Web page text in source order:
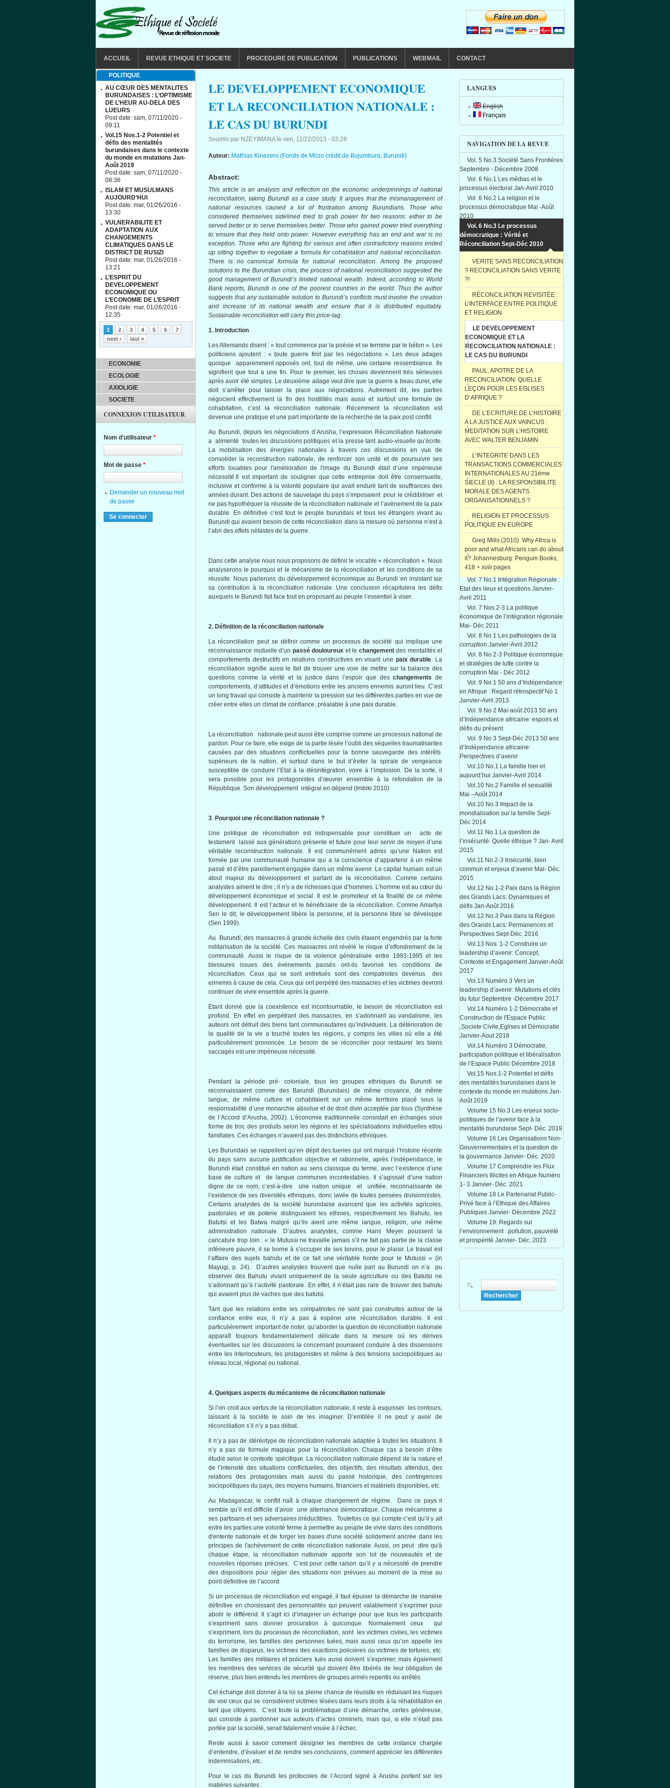
ACCUEIL REVUE ETHIQUE ET SOCIETE PROCEDURE DE PUBLICATION PUBLICATIONS WEBMAIL CONTACT
LE DEVELOPPEMENT ECONOMIQUE
ET LA RECONCILIATION NATIONALE :
LE CAS DU BURUNDI
Soumis par NZEYIMANAle ven, 11/22/2013 - 03:26
Auteur: Mathias Kinezero (Fonds de Micro crédit de Bujumbura, Burundi)
Abstract:
This article is an analysis and reflection on the economic underpinnings of national
reconciliation, taking Burundi as a case study. It argues that the mismanagement of
national resources caused a lot of frustration among Burundians. Those who
considered themselves sidelined tried to grab power for two reasons: either to be
served better or to serve themselves better. Those who gained power tried everything
to ensure that they held onto power. However everything has an end and war is no
exception. Those who are fighting for various and often contradictory reasons ended
up sitting together to negotiate a formula for cohabitation and national reconciliation.
There is no canonical formula for national reconciliation. Among the proposed
solutions to the Burundian crisis, the process of national reconciliation suggested the
good management of Burundi’s limited national wealth. Indeed, according to World
Bank reports, Burundi is one of the poorest countries in the world. Thus the author
suggests that any sustainable solution to Burundi’s conflicts must involve the creation
and increase of its national wealth and ensure that it is distributed equitably.
Sustainable reconciliation will carry this price-tag.
1. Introduction
LesAllemands disent: « tout commence par la poésie et se termine par le béton ». Les
politiciens ajoutent: «toute guerrefinitpar les négociations». Lesdeux adages
quoique
apparemment opposés ont, tout de même, une certaine ressemblance.
Ils
signifient que tout aune fin. Pour le premier, les choses deviennent très sérieuses
après avoir été simples. Ledeuxième adage veutdireque la guerre a beau durer,elle
doit s’arrêterpour laisser la place aux négociations. Autrement dit, les parties
négocient effectivementla fin des hostilités mais aussi et surtout une formule de
cohabitation, c’estla réconciliation nationale. Récemmentla réconciliation
est
devenue une pratique etune partimportante de la recherche de la paix postconflit.
Au Burundi, depuis les négociations d’Arusha, l’expression Réconciliation Nationale
a alimenté toutesles discussionspolitiques et la presse tant audio-visuelle qu’écrite.
Lamobilisation desénergies nationales à travers cesdiscussions en vue de
consolider la reconstructionnationale, derenforcer sonunité et de poursuivre ses
efforts
louablespour l'amélioration de l'image du Burundi était d’une impérieuse
nécessité.Il estimportant de souligner que cette entreprise doit être consensuelle,
inclusive et conforme à la volonté populaire qui avait enduré tantde souffrances des
années durant. Des actions de sauvetage du payss’imposaientpour le crédibiliseret
ne pas hypothéquer la réussite de laréconciliation nationale et l’avènementde lapaix
durable. En définitive c’esttout le peuple burundais et tous les étrangers vivant au
Burundi quiavaient besoin decette réconciliation danslamesure où personne n’est à
l’abri des effets néfastes de la guerre.
Dans cette analyse nous nous proposons de définir le vocable « réconciliation ». Nous
analyserons lepourquoi et le mécanisme de laréconciliation et les conditions desa
réussite. Nous parlerons du développement économique au Burundi en insistant sur
sa contribution àla réconciliation nationale. Une conclusionrécapitulera lesdéfis
auxquels le Burundi fait face tout en proposantau peuple l’essentiel à viser.
2. Définition de la réconciliation nationale
Laréconciliation peutse définir comme un processusdesociété qui implique une
reconnaissance mutuelle d’un passé douloureux et le changementdes mentalitéset
comportements destructifsen relations constructivesenvisant une paixdurable. La
réconciliation signifie aussi le fait de trouver une voie de mettre surla balance des
questions comme lavérité et la justicedans l’espoir que deschangements de
comportements, d’attitudeset d’émotions entre les anciens ennemis aurontlieu.C’est
un long travail quiconsiste à maintenir la pression surles différentesparties en vue de
créer entre elles un climatde confiance, préalable à une paix durable.
La réconciliation nationale peut aussi être comprise comme un processus national de
pardon. Pource faire,elle exige de la partie lésée l’oubli des séquelles traumatisantes
causées par des situations conflictuellespour la bonne sauvegarde desintérêts
supérieurs de la nation, etsurtout dans le butd’éviter la spirale de vengeance
susceptible de conduire l’Etat à la désintégration,voire à l’implosion. De lasorte,il
sera possible pour lesprotagonistes d’œuvrer ensemble àla refondation de la
République. Son développement intégral en dépend ( Imbiki 2010)
3. Pourquoi une réconciliation nationale ?
Une politique de réconciliation estindispensable pourconstituer un acte de
testament
laissé aux générations présente et future pour leur servir de moyen d’une
véritable reconstructionnationale. Il est communément admis qu’une Nationest
formée parune communauté humaine qui a la conscienced’appartenir àunmême
passé etd’être pareillement engagée dansun même avenir. Le capital humain estun
atout majeur dudéveloppementet partantde la réconciliation. Comme certains
analystes aimentle dire ; il n’y a de richesses que d’hommes. L’homme estau cœur du
développement économique et social. Ilestle promoteuret la finalité de ce même
développement. Il est l’acteur et le bénéficiaire de laréconciliation. Comme Amartya
Sen le dit, ledéveloppement libère la personne, et la personne libre sedéveloppe
(Sen 1999).
Au Burundi, des massacresà grande échelle des civils étaient engendréspar la forte
militarisation de la société.Ces massacresont révélé lerisque d’effondrementde la
communauté. Aussi le risque de la violencegénéralisée entre 1993-1995 et les
blessures issues des événements passés ont-ils favorisé les conditions de
réconciliation.Ceux qui sesont entretués sontdescompatriotes devenusdes
ennemis à cause decela.Ceux qui ont perpétré des massacres et les victimes devront
continuer de vivre ensemble après la guerre.
Etant donné que la coexistence est incontournable, le besoin de réconciliation est
profond . Eneffeten perpétrantdes massacres, en s’adonnantauvandalisme, les
auteurs ont détruitdes biens tant communautaires qu’individuels. La détérioration de
la qualité de la vie atouché toutesles régions, y comprisles villes où elle aété
particulièrement prononcée. Le besoin de seréconcilier pourrestaurer les biens
saccagés est une impérieuse nécessité.
Pendant la période pré- coloniale, tous les groupes ethniques du Burundi se
reconnaissaient comme des Barundi (Burundais) demême croyance, demême
langue, de même culture et cohabitaient sur un même territoire placé sousla
responsabilité d’une monarchie absolue et dedroit divin acceptée partous (Synthèse
de
l’Accord d’Arusha, 2002). L’économie traditionnelle consistaiten échanges sous
forme detroc des produits selon lesrégions et les spécialisations individuelleset/ou
familiales. Ces échanges n’avaientpas des distinctions ethniques.
Les Burundaisse rappellent qu’en dépitdestueries quiont marqué l’histoire récente
du pays sans aucune justification objective etrationnelle, après l’indépendance, le
Burundiétait constitué en nation au sens classique duterme, avec l’existence d’une
base de culture et de
langue communesincontestables. Ils’agissait d’une nation
digne de ce nom,c’est-à-dire une nation unique etunifiée,reconnaissante de
l’existence deses diversités ethniques, donc lavée de toutes pensées divisionnistes.
Certains analystes de la société burundaise avancent que les activités agricoles,
pastorales et depoterie distinguaientlesethnies, respectivementles Bahutu, les
Batutsi et les Batwa malgré qu’ils aient une même langue, religion,une même
administrationnationale. D’autres analystes, comme Hans Meyer poussentla
caricature trop loin : « le Mutussi netravaille jamais s’il ne fait pas partie de laclasse
inférieure pauvre, il se borne à s’occuper de ses bovins, pour le plaisir. Le travail est
l’affaire des sujets bahutu et de ce fait une véritable honte pour le Mutussi » (in
Mayugi, p. 24). D’autres analystes trouvent que nulle part au Burundi onn’a
pu
observer des Bahutu vivant uniquementde la seule agricultureou des Batutsi ne
s’adonnant qu’à l’activité pastorale. En effet, il n’étaitpas rare de trouverdes bahutu
qui avaientplus de vaches que des batutsi.
Tant que les relationsentre les compatriotesne sontpasconstruites autourde la
confiance
entre eux,il n’ya pasà espérer une réconciliation durable. Ilest
particulièrementimportant de noter, qu’aborderla question de réconciliation nationale
apparaît
toujours fondamentalement délicate danslamesure où lesdérives
éventuelles sur les discussions laconcernant pourraient conduire àdesdissensions
entre lesinterlocuteurs, lesprotagonistes et même àdes tensions sociopolitiquesau
niveau local, régional ou national.
4. Quelques aspects du mécanisme de réconciliation nationale
Si l’on croitaux vertusde laréconciliation nationale,il reste à esquisserles contours,
laissant àla société lesoin de les imaginer. D’emblée il nepeutyavoir de
réconciliation s’il n’y a pas débat.
n’ya pas de stéréotype de réconciliation nationale adaptée à toutesles situations. Il
n’y a pas de formule magique pour la réconciliation.Chaque casa besoin d’être
étudié selon lecontexte spécifique. La réconciliation nationale dépend de la nature et
de
l’intensité des situationsconflictuelles, des objectifs, desrésultats attendus, des
relations des protagonistes mais aussi du passé historique, descontingences
sociopolitiques du pays, des moyens humains, financiers etmatériels disponibles, etc.
Au Madagascar, le conflit naît à chaque changementde régime. Dans ce pays il
semble qu’il est difficile d’avoir une alternance démocratique. Chaque mécanisme a
ses partisans et ses adversaires irréductibles. Toutefois ce qui compte c’est qu’il yait
entre les parties une volonté ferme à permettre au peuple de vivre dans des conditions
d'entente nationale et de forger les bases d'une société solidement ancrée dansles
principes de l'achèvementdecette réconciliation nationale.Aussi, onpeutdirequ'à
chaque
étape, la réconciliation nationale apporte son lot de nouveautéset de
nouvelles réponses précises. C’estpour cette raison qu’il y anécessité deprendre
des dispositions pour réglerdes situations non prévuesau moment de la mise au
pointdéfinitive de l’accord .
Si un processusderéconciliation est engagé,il faut épuiser la démarche demanière
définitive enchoisissantdespersonnalités quipeuvent valablement s’exprimerpour
abolir le différend . Ils’agit ici d’imaginerunéchange pour que tousles participants
s’exprimentsans donner procuration à quiconque. Normalement ceux qui
s’expriment, lorsdu processusde réconciliation, sontlesvictimes civiles, lesvictimes
du terrorisme, les famillesdes personnes tuées,mais aussi ceux qu’on appelle les
familles dedisparus, lesvictimes des exactions policières ou victimes de tortures, etc.
Lesfamilles des militairesetpoliciers tués aussi doivent s’exprimer, mais également
les membresdes services de sécurité quidoivent être libérésde leurobligation de
réserve, plus bien entendu les membres de groupes armés repentis ou arrêtés.
Cet échange doit donner àla loi sa pleine chance deréussite en réduisantlesrisques
de voir ceux qui se considèrent victimes lésées dans leurs droits àla réhabilitation en
tant que citoyens. C’est toute laproblématique d’une démarche,certes généreuse,
qui consiste à pardonnerauxauteurs d’actes criminels, maisqui, si elle n’étaitpas
portée par la société, serait fatalement vouée à l’échec.
Reste aussi à savoir comment désignerles membresde cette instancechargée
d’entendre,d’évaluer et de rendre ses conclusions, commentapprécier lesdifférentes
indemnisations, etc.
Pour lecas du Burundi lesprotocoles de l’Accord signé à Arushaportentsur les
matières suivantes :
LANGUES
English
Français
NAVIGATION DE LA REVUE
Vol. 5 No.3 Société Sans Frontières
Septembre - Décembre 2008
Vol. 6 No.1 Les médias et le
processus électoral Jan-Avril 2010
Vol. 6 No.2 La religion et le
processus démocratique Mai -Août
2010
Vol. 6 No.3 Le processus
démocratique : Vérité et
Réconciliation Sept-Déc 2010
VERITE SANS RECONCILIATION
? RECONCILIATION SANS VERITE
?!
RÉCONCILIATION REVISITÉE :
L’INTERFACE ENTRE POLITIQUE
ET RELIGION
LE DEVELOPPEMENT
ECONOMIQUE ET LA
RECONCILIATION NATIONALE :
LE CAS DU BURUNDI
PAUL, APOTRE DE LA
RECONCILIATION: QUELLE
LEÇON POUR LES EGLISES
D’AFRIQUE ?
DE L’ECRITURE DE L’HISTOIRE
A LA JUSTICE AUX VAINCUS :
MEDITATION SUR L’HISTOIRE
AVEC WALTER BENJAMIN
L’INTEGRITE DANS LES
TRANSACTIONS COMMERCIALES
INTERNATIONALES AU 21ème
SIECLE (II) : LA RESPONSIBILITE
MORALE DES AGENTS
ORGANISATIONNELS ?
RELIGION ET PROCESSUS
POLITIQUE EN EUROPE
Greg Mills (2010). Why Africa is
poor and what Africans can do about
it? Johannesburg: Penguin Books,
418 + xviii pages
Vol. 7 No.1 Intégration Régionale :
Etat des lieux et questions Janvier-
Avril 2011
Vol. 7 Nos.2-3 La politique
économique de l’intégration régionale
Mai- Déc 2011
Vol. 8 No 1 Les pathologies de la
corruption Janvier-Avril 2012
Vol. 8 No 2-3 Politique économique
et stratégies de lutte contre la
corruption Mai - Déc 2012
Vol. 9 No 1 50 ans d’Indépendance
en Afrique : Regard rétrospectif No 1
Janvier-Avril 2013
Vol. 9 No 2 Mai-août 2013 50 ans
d’Indépendance africaine: espoirs et
défis du présent
Vol. 9 No 3 Sept-Déc 2013 50 ans
d’Indépendance africaine:
Perspectives d’avenir
Vol.10 No.1 La famille hier et
aujourd’hui Janvier-Avril 2014
Vol.10 No.2 Famille et sexualité
Mai –Août 2014
Vol.10 No.3 Impact de la
mondialisation sur la famille Sept-
Déc 2014
Vol.11 No.1 La question de
l’insécurité: Quelle éthique ? Jan- Avril
2015
Vol.11 No.2-3 Insécurité, bien
commun et enjeux d’avenir Mai- Déc.
2015
Vol.12 No.1-2 Paix dans la Région
des Grands Lacs: Dynamiques et
défis Jan-Août 2016
Vol.12 No.3 Paix dans la Région
des Grands Lacs: Permanences et
Perspectives Sept-Déc. 2016
Vol.13 Nos. 1-2 Construire un
leadership d’avenir: Concept,
Contexte et Engagement Janvier-Août
2017
Vol.13 Numéro 3 Vers un
leadership d’avenir: Mutations et clés
du futur Septembre -Décembre 2017
Vol.14 Numéro 1-2 Démocratie et
Construction de l'Espace Public
,Societe Civile,Eglises et Démocratie
Janvier-Aout 2018
Vol.14 Numéro 3 Démocratie,
participation politique et libéralisation
de l’Espace Public Décembre 2018
Vol.15 Nos.1-2 Potentiel et défis
des mentalités burundaises dans le
contexte du monde en mutations Jan-
Août 2019
Volume 15 No.3 Les enjeux socio-
politiques de l’avenir face à la
mentalité burundaise Sept- Déc. 2019
Volume 16 Les Organisations Non-
Gouvernementales et la question de
la gouvernance Janvier- Déc. 2020
Volume 17 Comprendre les Flux
Financiers Illicites en Afrique Numéro
1- 3 Janvier- Déc. 2021
Volume 18 Le Partenariat Public-
Privé face à l’Ethique des Affaires
Publiques Janvier- Décembre 2022
Volume 19: Regards sur
l’environnement : pollution, pauvreté
et prospérité Janvier- Déc. 2023
POLITIQUE
AU CŒUR DES MENTALITES
BURUNDAISES : L’OPTIMISME
DE L’HEUR AU-DELA DES
LUEURS
Post date: sam, 07/11/2020 -
09:11
Vol.15 Nos.1-2 Potentiel et
défis des mentalités
burundaises dans le contexte
du monde en mutations Jan-
Août 2019
Post date: sam, 07/11/2020 -
08:36
ISLAM ET MUSULMANS
AUJOURD’HUI
Post date: mar, 01/26/2016 -
13:30
VULNERABILITE ET
ADAPTATION AUX
CHANGEMENTS
CLIMATIQUES DANS LE
DISTRICT DE RUSIZI
Post date: mar, 01/26/2016 -
13:21
L’ESPRIT DU
DEVELOPPEMENT
ECONOMIQUE OU
L’ECONOMIE DE L’ESPRIT
Post date: mar, 01/26/2016 -
12:35
Pages
1 2 3 4 5 6
7
next ›
last »
ECONOMIE
ECOLOGIE
AXIOLIGIE
SOCIETE
CONNEXION UTILISATEUR
Nom d'utilisateur *
Mot de passe *
Demander un nouveau mot
de passe